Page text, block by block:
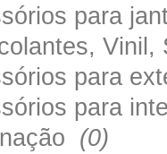
para
Vinil,
para
para
(0)